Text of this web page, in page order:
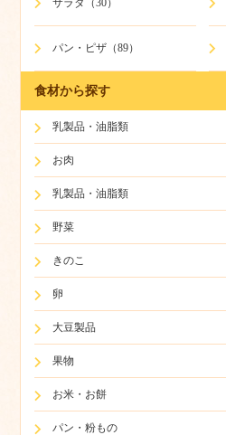
サラダ（30）
パン・ピザ（89）
食材から探す
乳製品・油脂類
お肉
乳製品・油脂類
野菜
きのこ
卵
大豆製品
果物
お米・お餅
パン・粉もの